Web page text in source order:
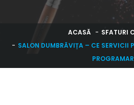
ACASĂ
SFATURI
SALON DUMBRĂVIȚA – CE SERVICII